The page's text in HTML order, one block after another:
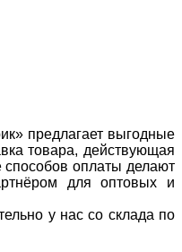
предлагает выгодные
товара, действующая
способов оплаты делают
для оптовых и
у нас со склада по